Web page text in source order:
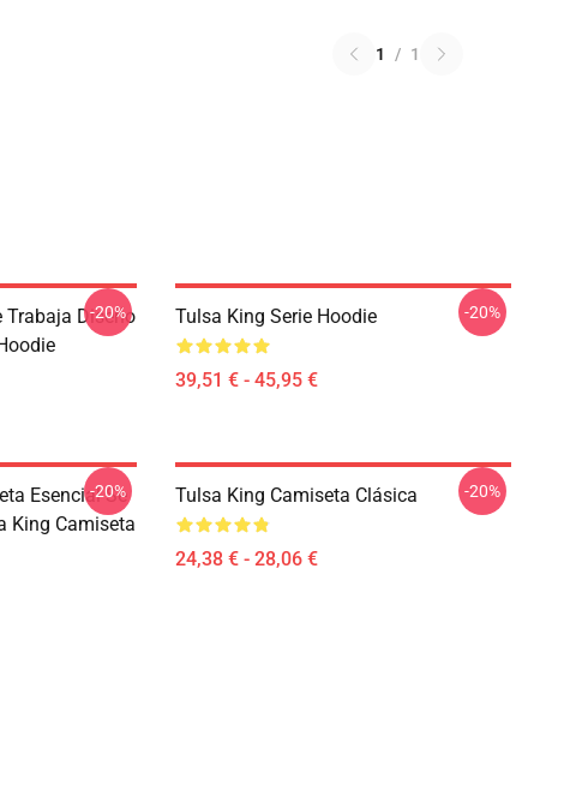
1 / 1
Trabaja Diseño
-20% Tulsa King Serie Hoodie
39,51 € - 45,95 €
-20%
Esencial Se
King Camiseta
-20% Tulsa King Camiseta Clásica
24,38 € - 28,06 €
-20%